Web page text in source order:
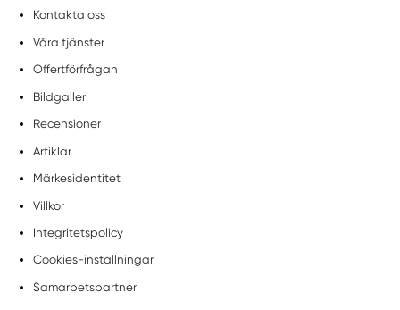
Kontakta oss
Våra tjänster
Offertförfrågan
Bildgalleri
Recensioner
Artiklar
Märkesidentitet
Villkor
Integritetspolicy
Cookies-inställningar
Samarbetspartner